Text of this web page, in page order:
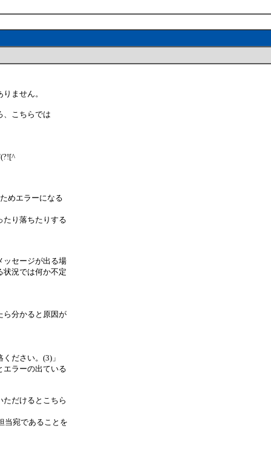
ません。
、こちらでは
めエラーになる
たり落ちたりする
ッセージが出る場
状況では何か不定
ら分かると原因が
ださい。(3)」
エラーの出ている
だけるとこちら
当宛であることを